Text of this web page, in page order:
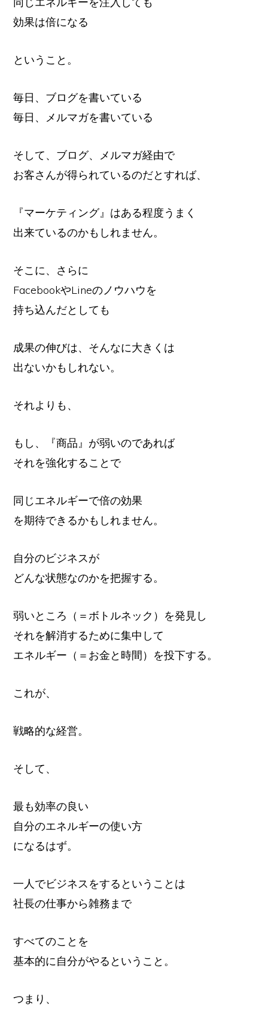
効果は倍になる
ということ。
毎日、ブログを書いている
毎日、メルマガを書いている
そして、ブログ、メルマガ経由で
お客さんが得られているのだとすれば、
『マーケティング』はある程度うまく
出来ているのかもしれません。
そこに、さらに
FacebookやLineのノウハウを
持ち込んだとしても
成果の伸びは、そんなに大きくは
出ないかもしれない。
それよりも、
もし、『商品』が弱いのであれば
それを強化することで
同じエネルギーで倍の効果
を期待できるかもしれません。
自分のビジネスが
どんな状態なのかを把握する。
弱いところ（＝ボトルネック）を発見し
それを解消するために集中して
エネルギー（＝お金と時間）を投下する。
これが、
戦略的な経営。
そして、
最も効率の良い
自分のエネルギーの使い方
になるはず。
一人でビジネスをするということは
社長の仕事から雑務まで
すべてのことを
基本的に自分がやるということ。
つまり、